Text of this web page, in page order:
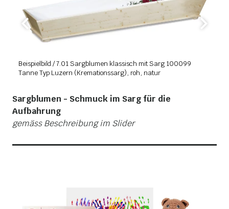
Beispielbild / 7.01 Sargblumen klassisch mit Sarg 100099
Tanne Typ Luzern (Kremationssarg), roh, natur
Sargblumen - Schmuck im Sarg für die
Aufbahrung
gemäss Beschreibung im Slider